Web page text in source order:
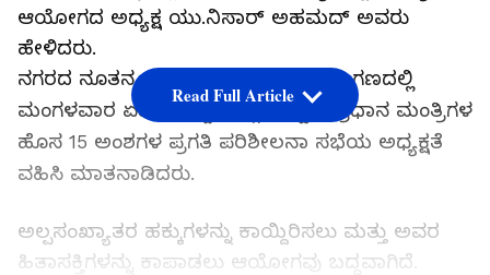
ಆಯೋಗದ ಅಧ್ಯಕ್ಷ ಯು.ನಿಸಾರ್ ಅಹಮದ್ ಅವರು
ಹೇಳಿದರು.
ನಗರದ ನೂತನ ಜಿಲ್ಲಾಡಳಿತ ಭವನದ ಸಭಾಂಗಣದಲ್ಲಿ
ಮಂಗಳವಾರ ಏರ್ಪಡಿಸಿದ್ದ ಜಿಲ್ಲಾ ಮಟ್ಟದ ಪ್ರಧಾನ ಮಂತ್ರಿಗಳ
ಹೊಸ 15 ಅಂಶಗಳ ಪ್ರಗತಿ ಪರಿಶೀಲನಾ ಸಭೆಯ ಅಧ್ಯಕ್ಷತೆ
ವಹಿಸಿ ಮಾತನಾಡಿದರು.
ಅಲ್ಪಸಂಖ್ಯಾತರ ಹಕ್ಕುಗಳನ್ನು ಕಾಯ್ದಿರಿಸಲು ಮತ್ತು ಅವರ
ಹಿತಾಸಕ್ತಿಗಳನ್ನು ಕಾಪಾಡಲು ಆಯೋಗವು ಬದ್ಧವಾಗಿದೆ.
Read Full Article